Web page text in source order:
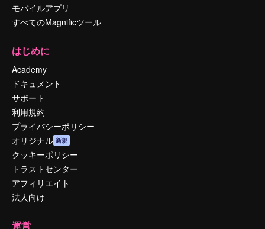
モバイルアプリ
すべてのMagnificツール
はじめに
Academy
ドキュメント
サポート
利用規約
プライバシーポリシー
オリジナル 新規
クッキーポリシー
トラストセンター
アフィリエイト
法人向け
運営